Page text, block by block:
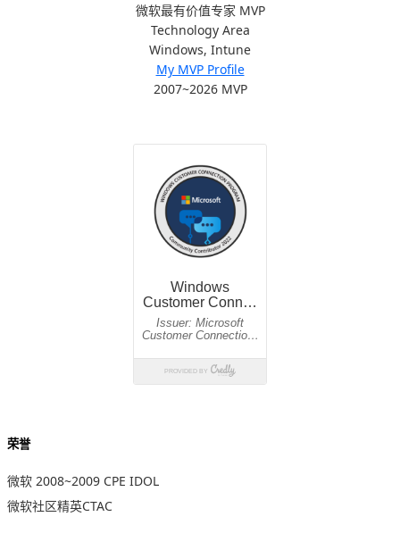
微软最有价值专家 MVP
Technology Area
Windows, Intune
My MVP Profile
2007~2026 MVP
荣誉
微软 2008~2009 CPE IDOL
微软社区精英CTAC